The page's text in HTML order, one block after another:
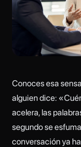
Conoces esa
alguien dice:
acelera, las
segundo se
conversación ya